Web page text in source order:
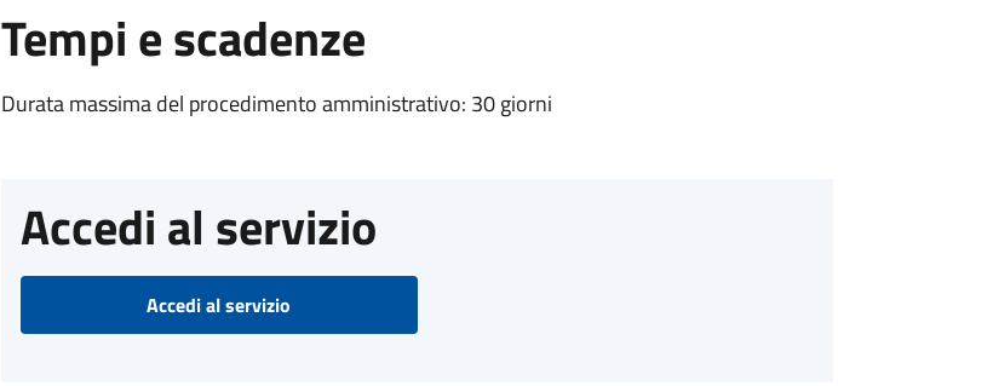
Tempi e scadenze
Durata massima del procedimento amministrativo: 30 giorni
Accedi al servizio
Accedi al servizio